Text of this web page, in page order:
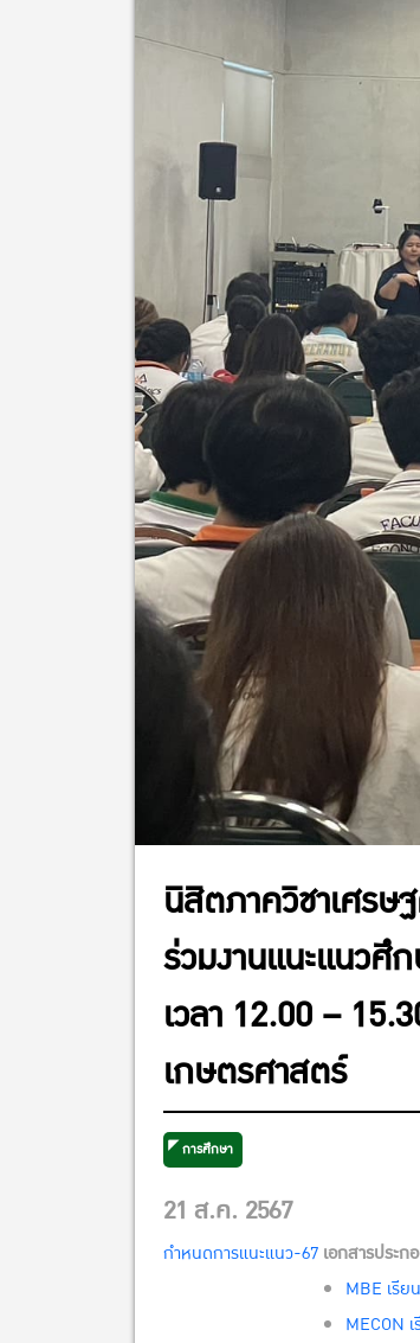
นิสิตภาควิชาเศร
ร่วมงานแนะแนว
เวลา 12.00 –
เกษตรศาสตร์
การศึกษา
21 ส.ค. 2567
กำหนดการแนะแนว-67 เอกสารประก
MBE เรีย
MECON